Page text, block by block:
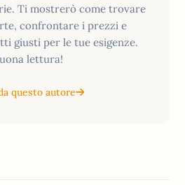
Ti mostrerò come trovare
confrontare i prezzi e
giusti per le tue esigenze.
lettura!
questo autore